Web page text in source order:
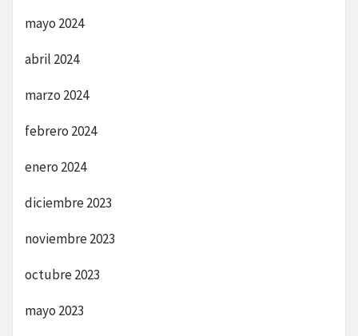
mayo 2024
abril 2024
marzo 2024
febrero 2024
enero 2024
diciembre 2023
noviembre 2023
octubre 2023
mayo 2023